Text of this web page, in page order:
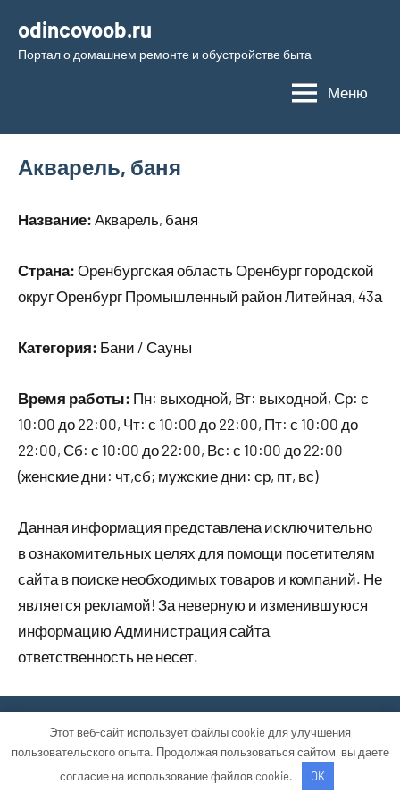
содержимому
odincovoob.ru
Портал о домашнем ремонте и обустройстве быта
Меню
Акварель, баня
Название: Акварель, баня
Страна: Оренбургская область Оренбург городской
округ Оренбург Промышленный район Литейная, 43а
Категория: Бани / Сауны
Время работы: Пн: выходной, Вт: выходной, Ср: с
10:00 до 22:00, Чт: с 10:00 до 22:00, Пт: с 10:00 до
22:00, Сб: с 10:00 до 22:00, Вс: с 10:00 до 22:00
(женские дни: чт,сб; мужские дни: ср, пт, вс)
Данная информация представлена исключительно
в ознакомительных целях для помощи посетителям
сайта в поиске необходимых товаров и компаний. Не
является рекламой! За неверную и изменившуюся
информацию Администрация сайта
ответственность не несет.
Этот веб-сайт использует файлы cookie для улучшения
пользовательского опыта. Продолжая пользоваться сайтом, вы даете
согласие на использование файлов cookie.
OK